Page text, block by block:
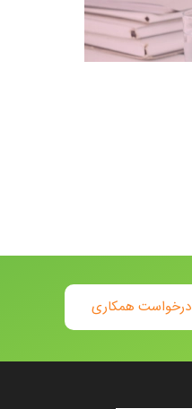
درخواست همکاری